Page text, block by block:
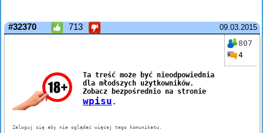
09.03.2015
#32370 713
807
4